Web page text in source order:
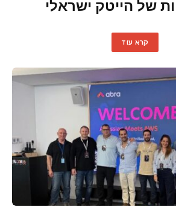
של הייטק ישראלי
קרא עוד